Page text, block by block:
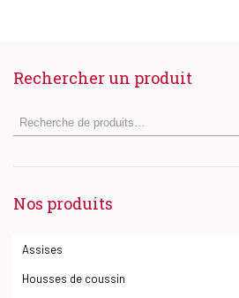
Rechercher un produit
Nos produits
Assises
Housses de coussin